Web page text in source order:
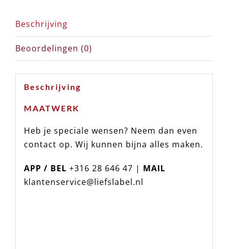
contact op. Wij kunnen bijna alles
maken.
APP / BEL+316 28 646 47 | MAIL
klantenservice@liefslabel.nl